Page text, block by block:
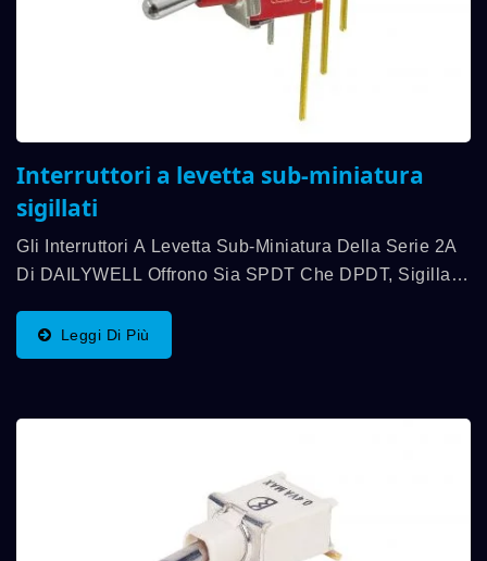
Interruttori a levetta sub-miniatura
sigillati
Gli Interruttori A Levetta Sub-Miniatura Della Serie 2A
Di DAILYWELL Offrono Sia SPDT Che DPDT, Sigillati
3A. La Gamma Di Temperatura Operativa È
Compresa...
Leggi Di Più